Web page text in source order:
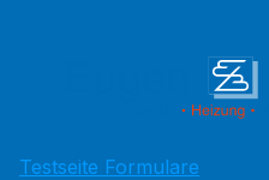
Testseite Formulare